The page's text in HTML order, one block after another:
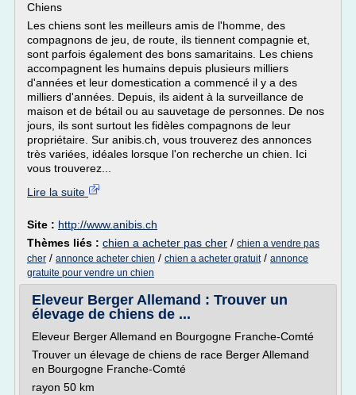
Chiens
Les chiens sont les meilleurs amis de l'homme, des
compagnons de jeu, de route, ils tiennent compagnie et,
sont parfois également des bons samaritains. Les chiens
accompagnent les humains depuis plusieurs milliers
d'années et leur domestication a commencé il y a des
milliers d'années. Depuis, ils aident à la surveillance de
maison et de bétail ou au sauvetage de personnes. De nos
jours, ils sont surtout les fidèles compagnons de leur
propriétaire. Sur anibis.ch, vous trouverez des annonces
très variées, idéales lorsque l'on recherche un chien. Ici
vous trouverez...
Lire la suite
Site : http://www.anibis.ch
Thèmes liés : chien a acheter pas cher / chien a vendre pas
cher / annonce acheter chien / chien a acheter gratuit/ annonce
gratuite pour vendre un chien
Eleveur Berger Allemand : Trouver un
élevage de chiens de ...
Eleveur Berger Allemand en Bourgogne Franche-Comté
Trouver un élevage de chiens de race Berger Allemand
en Bourgogne Franche-Comté
rayon 50 km